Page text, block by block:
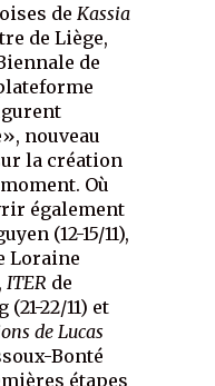
de Kassia
de Liège,
de
nouveau
la création
Où
également
(12-15/11),
Loraine
ITER de
22/11) et
de Lucas
Bonté
étapes